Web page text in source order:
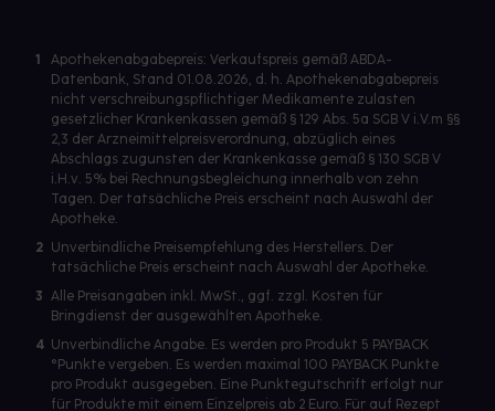
1
Apothekenabgabepreis: Verkaufspreis gemäß ABDA-
Datenbank, Stand 01.08.2026, d. h. Apothekenabgabepreis
nicht verschreibungspflichtiger Medikamente zulasten
gesetzlicher Krankenkassen gemäß § 129 Abs. 5a SGB V i.V.m §§
2,3 der Arzneimittelpreisverordnung, abzüglich eines
Abschlags zugunsten der Krankenkasse gemäß § 130 SGB V
i.H.v. 5% bei Rechnungsbegleichung innerhalb von zehn
Tagen. Der tatsächliche Preis erscheint nach Auswahl der
Apotheke.
2 Unverbindliche Preisempfehlung des Herstellers. Der
tatsächliche Preis erscheint nach Auswahl der Apotheke.
3 Alle Preisangaben inkl. MwSt., ggf. zzgl. Kosten für
Bringdienst der ausgewählten Apotheke.
4 Unverbindliche Angabe. Es werden pro Produkt 5 PAYBACK
°Punkte vergeben. Es werden maximal 100 PAYBACK Punkte
pro Produkt ausgegeben. Eine Punktegutschrift erfolgt nur
für Produkte mit einem Einzelpreis ab 2 Euro. Für auf Rezept